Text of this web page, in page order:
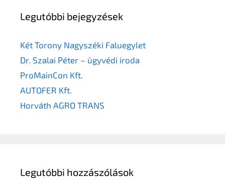
Legutóbbi bejegyzések
Két Torony Nagyszéki Faluegylet
Dr. Szalai Péter – ügyvédi iroda
ProMainCon Kft.
AUTOFER Kft.
Horváth AGRO TRANS
Legutóbbi hozzászólások